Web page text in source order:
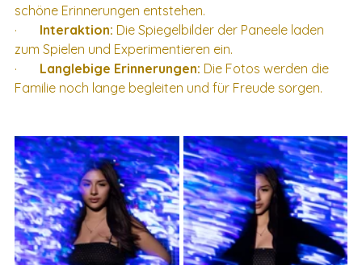
schöne Erinnerungen entstehen.
· Interaktion: Die Spiegelbilder der Paneele laden
zum Spielen und Experimentieren ein.
· Langlebige Erinnerungen: Die Fotos werden die
Familie noch lange begleiten und für Freude sorgen.